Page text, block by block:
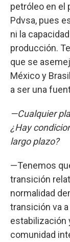
petróleo en el
Pdvsa, pues
ni la
producción.
que se
México y
a ser una
—Cualquier
¿Hay
largo plazo?
—Tenemos
transición
normalidad
transición va
estabilización
comunidad